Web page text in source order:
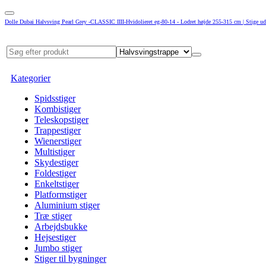
Dolle Dubai Halvsving Pearl Grey -CLASSIC IIII-Hvidolieret eg-80-14 - Lodret højde 255-315 cm | Stige
Kategorier
Spidsstiger
Kombistiger
Teleskopstiger
Trappestiger
Wienerstiger
Multistiger
Skydestiger
Foldestiger
Enkeltstiger
Platformstiger
Aluminium stiger
Træ stiger
Arbejdsbukke
Hejsestiger
Jumbo stiger
Stiger til bygninger